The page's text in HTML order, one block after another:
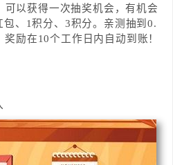
以获得一次抽奖机会，有机会
、1积分、3积分。亲测抽到0.
励在10个工作日内自动到账！